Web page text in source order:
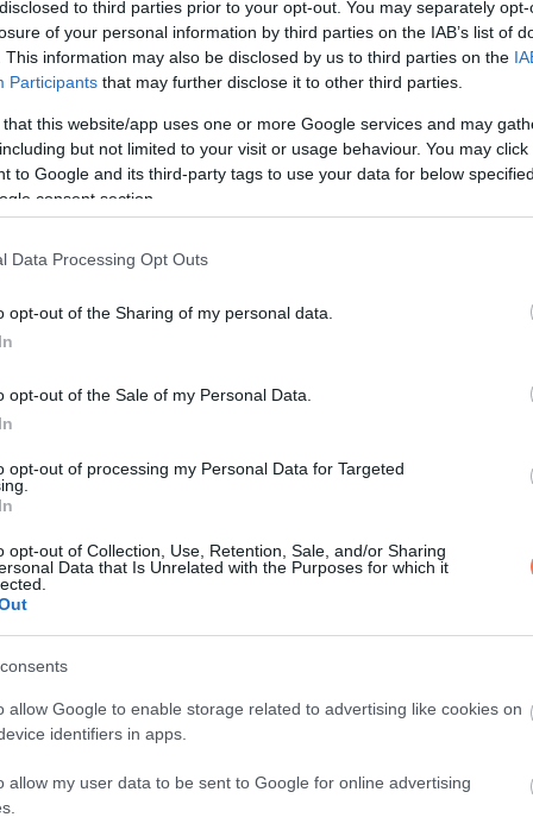
to third parties prior to your opt-out. You may separately
of your personal information by third parties on the IAB’s list of
This information may also be disclosed by us to third parties on the
Participants that may further disclose it to other third parties.
that this website/app uses one or more Google services and may
but not limited to your visit or usage behaviour. You may
to Google and its third-party tags to use your data for below
consent section.
Data Processing Opt Outs
opt-out of the Sharing of my personal data.
opt-out of the Sale of my Personal Data.
opt-out of processing my Personal Data for Targeted
opt-out of Collection, Use, Retention, Sale, and/or Sharing
Data that Is Unrelated with the Purposes for which it
allow Google to enable storage related to advertising like cookies on
identifiers in apps.
allow my user data to be sent to Google for online advertising
az Eurovíziós Dalfesztiválra, amelyet abban az
helyen végzett, de az ESC Radio díjátadóján elnyerte a
és fesztiválokon lépett fel, Magyarországra is több
Davidson Open Road Fest sztárvendégeként adott